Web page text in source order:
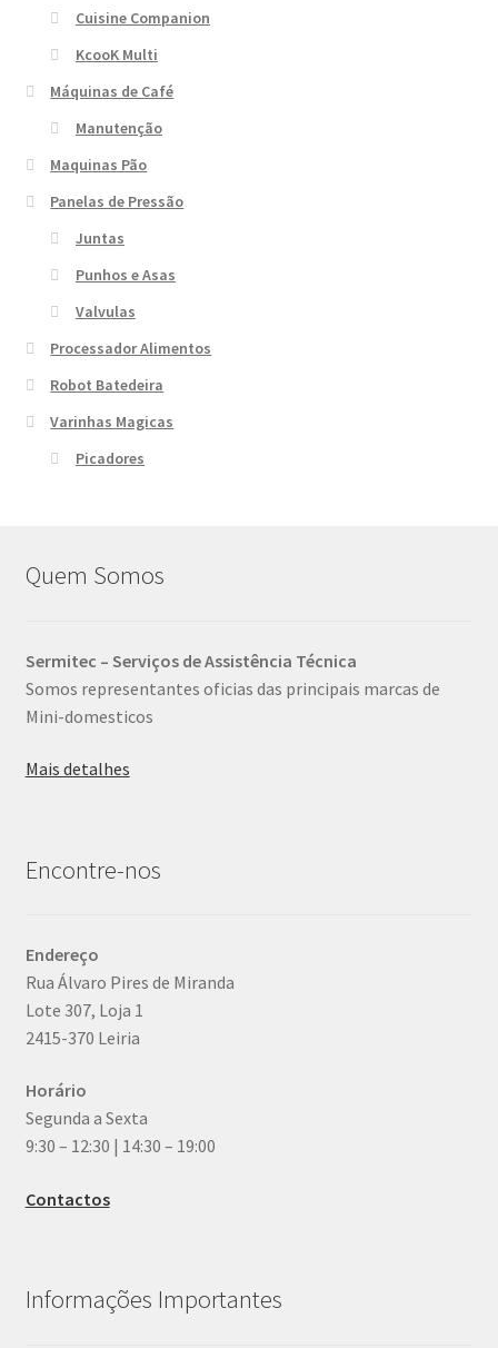
Cuisine Companion
KcooK Multi
Máquinas de Café
Manutenção
Maquinas Pão
Panelas de Pressão
Juntas
Punhos e Asas
Valvulas
Processador Alimentos
Robot Batedeira
Varinhas Magicas
Picadores
Quem Somos
Sermitec – Serviços de Assistência Técnica
Somos representantes oficias das principais marcas de
Mini-domesticos
Mais detalhes
Encontre-nos
Endereço
Rua Álvaro Pires de Miranda
Lote 307, Loja 1
2415-370 Leiria
Horário
Segunda a Sexta
9:30 – 12:30 | 14:30 – 19:00
Contactos
Informações Importantes